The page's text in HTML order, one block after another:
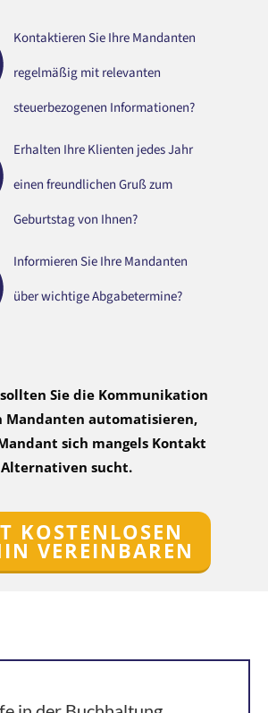
Kontaktieren Sie Ihre Mandanten
regelmäßig mit relevanten
steuerbezogenen Informationen?
Erhalten Ihre Klienten jedes Jahr
einen freundlichen Gruß zum
Geburtstag von Ihnen?
Informieren Sie Ihre Mandanten
über wichtige Abgabetermine?
Sie die Kommunikation
Mandanten automatisieren,
sich mangels Kontakt
Alternativen sucht.
KOSTENLOSEN
VEREINBAREN